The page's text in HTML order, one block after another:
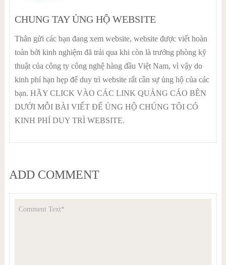
CHUNG TAY ỦNG HỘ WEBSITE
Thân gửi các bạn đang xem website, website được viết hoàn
toàn bởi kinh nghiệm đã trải qua khi còn là trưởng phòng kỹ
thuật của công ty công nghệ hàng đầu Việt Nam, vì vậy do
kinh phí hạn hẹp để duy trì website rất cần sự ủng hộ của các
bạn. HÃY CLICK VÀO CÁC LINK QUẢNG CÁO BÊN
DƯỚI MỖI BÀI VIẾT ĐỂ ỦNG HỘ CHÚNG TÔI CÓ
KINH PHÍ DUY TRÌ WEBSITE.
ADD COMMENT